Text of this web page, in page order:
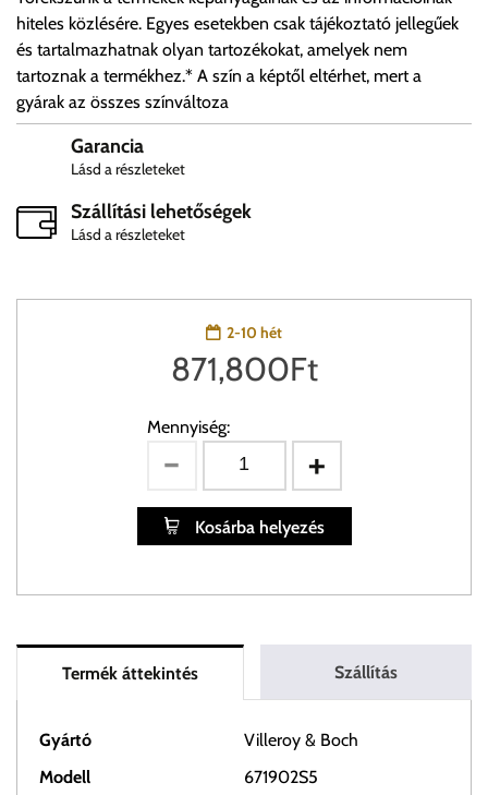
hiteles közlésére. Egyes esetekben csak tájékoztató jellegűek
és tartalmazhatnak olyan tartozékokat, amelyek nem
tartoznak a termékhez.* A szín a képtől eltérhet, mert a
gyárak az összes színváltoza
Garancia
Lásd a részleteket
Szállítási lehetőségek
Lásd a részleteket
2-10 hét
871,800Ft
Mennyiség:
Kosárba helyezés
Termék áttekintés Szállítás
Gyártó
Villeroy & Boch
Modell
671902S5